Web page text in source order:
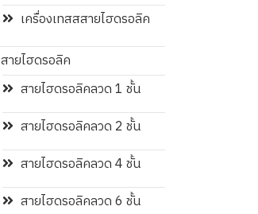
เครื่องเทสสสายไฮดรอลิค
สายไฮดรอลิค
สายไฮดรอลิคลวด 1 ชั้น
สายไฮดรอลิคลวด 2 ชั้น
สายไฮดรอลิคลวด 4 ชั้น
สายไฮดรอลิคลวด 6 ชั้น